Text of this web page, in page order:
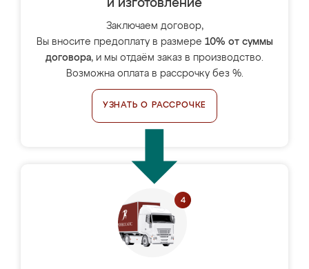
и изготовление
Заключаем договор,
Вы вносите предоплату в размере 10% от суммы
договора, и мы отдаём заказ в производство.
Возможна оплата в рассрочку без %.
УЗНАТЬ О РАССРОЧКЕ